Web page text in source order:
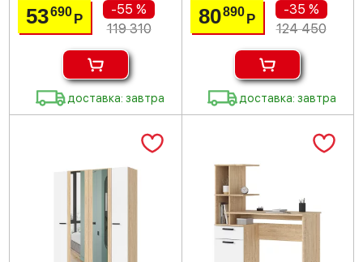
53690Р
-55 %
119 310
доставка: завтра
80890 Р
-35 %
124 450
доставка: завтра